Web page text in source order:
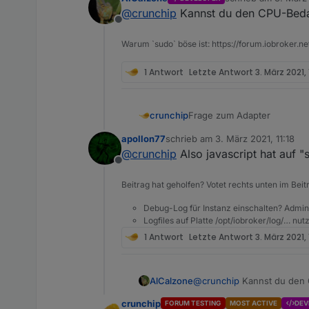
dadurch einen Anstieg der
Aktuelle liege ich also bei
Daher die Frage, ob es
Gewicht fallen, ansonsten
Offline
zuletzt editiert von
@crunchip Kannst du den CPU-
Warum `sudo` böse ist: https://
1 Antwort Letzte Antwort 3. März 2021,
crunchipFrage zum Adapter
Im Zusammenhang mit der
dadurch einen Anstieg der
Aktuelle liege ich also bei
Daher die Frage, ob es
Gewicht fallen, ansonsten
Offline
apollon77schrieb am 3. März 2021, 11:18
zuletzt editiert von
@crunchip Also javascript hat auf
Beitrag hat geholfen? Votet rechts unten im
Debug-Log für Instanz einschalten?
Logfiles auf Platte /opt/iobroker/log/…
1 Antwort Letzte Antwort 3. März 2021,
AlCalzone@crunchip Kannst du den
crunchip FORUM TESTING MOST ACTIVE